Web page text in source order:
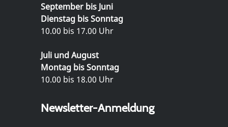
September bis Juni
Dienstag bis Sonntag
10.00 bis 17.00 Uhr
Juli und August
Montag bis Sonntag
10.00 bis 18.00 Uhr
Newsletter-Anmeldung